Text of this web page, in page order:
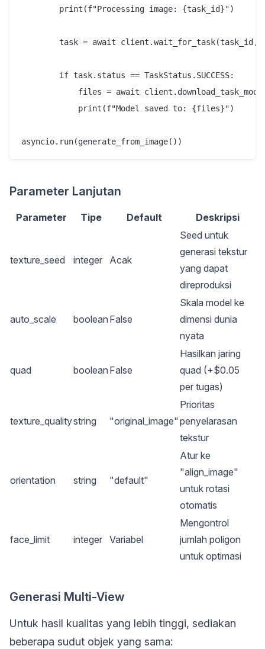
        print(f"Processing image: {task_id}")
task = await client.wait_for_task(task_id,
        if task.status == TaskStatus.SUCCESS:
files = await
            print(f"Model saved to: {files}")
Parameter Lanjutan
Parameter Tipe Default Deskripsi
texture_seed integer Acak
Seed untuk
generasi tekstur
yang dapat
direproduksi
auto_scale boolean False
Skala model ke
dimensi dunia
nyata
quad boolean False
Hasilkan jaring
quad (+$0.05
per tugas)
texture_qualitystring "original_image"
Prioritas
penyelarasan
tekstur
orientation string "default"
Atur ke
"align_image"
untuk rotasi
otomatis
face_limit integer Variabel
Mengontrol
jumlah poligon
untuk optimasi
Generasi Multi-View
Untuk hasil kualitas yang lebih tinggi, sediakan
beberapa sudut objek yang sama: